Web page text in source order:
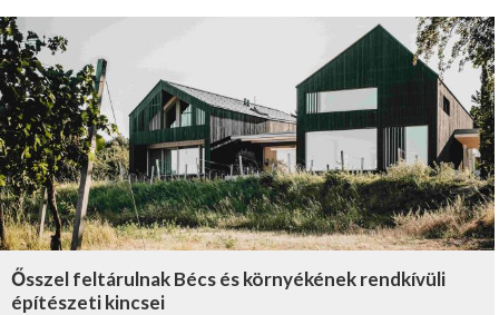
Ősszel feltárulnak Bécs és környékének rendkívüli
építészeti kincsei